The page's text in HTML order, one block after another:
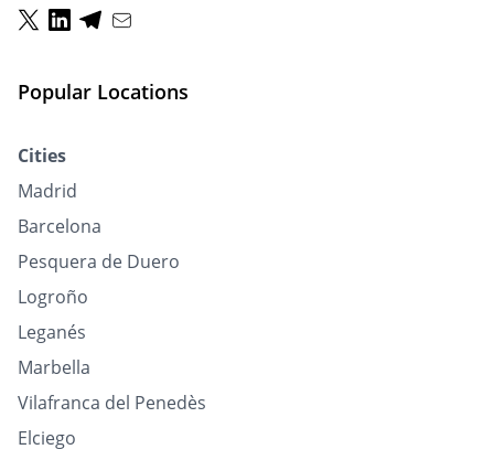
Popular Locations
Cities
Madrid
Barcelona
Pesquera de Duero
Logroño
Leganés
Marbella
Vilafranca del Penedès
Elciego